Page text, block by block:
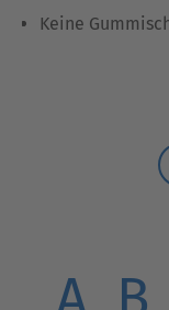
Keine